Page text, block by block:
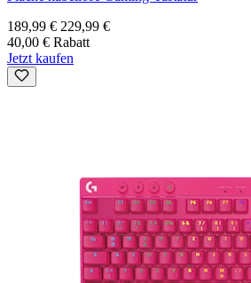
189,99 € 229,99 €
40,00 € Rabatt
Jetzt kaufen